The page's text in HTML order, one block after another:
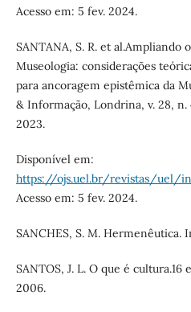
Acesso em: 5 fev. 2024.
SANTANA, S. R. et
Museologia: considerações
para ancoragem epistêmica da
& Informação, Londrina, v. 28,
2023.
Disponível em:
https://ojs.uel.br/revistas/uel/
Acesso em: 5 fev. 2024.
SANCHES, S. M. Hermenêutica.
SANTOS, J. L. O que é cultura.16
2006.